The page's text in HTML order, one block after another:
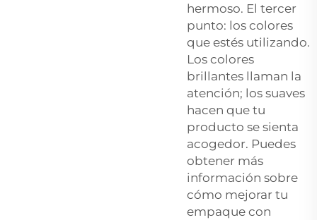
hermoso. El tercer
punto: los colores
que estés utilizando.
Los colores
brillantes llaman la
atención; los suaves
hacen que tu
producto se sienta
acogedor. Puedes
obtener más
información sobre
cómo mejorar tu
empaque con